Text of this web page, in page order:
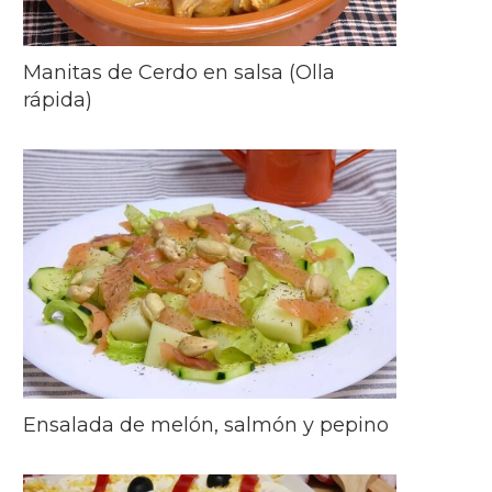
Manitas de Cerdo en salsa (Olla
rápida)
Ensalada de melón, salmón y pepino